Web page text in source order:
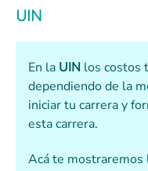
UIN
En la UIN los costos
dependiendo de la
iniciar tu carrera y
esta carrera.
Acá te mostraremos